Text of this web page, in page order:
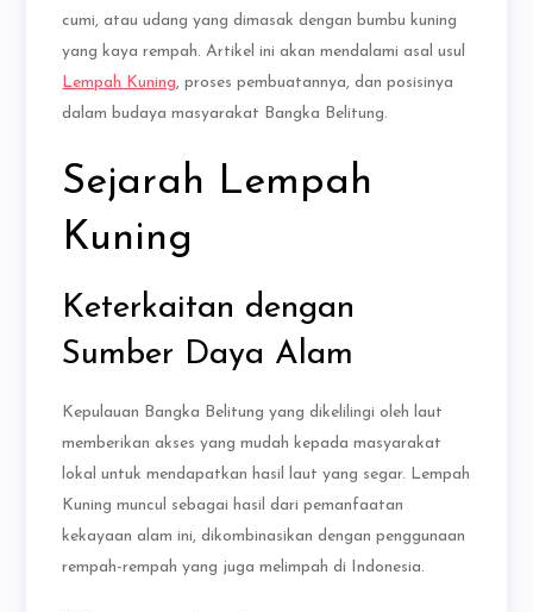
cumi, atau udang yang dimasak dengan bumbu kuning
yang kaya rempah. Artikel ini akan mendalami asal usul
Lempah Kuning, proses pembuatannya, dan posisinya
dalam budaya masyarakat Bangka Belitung.
Sejarah Lempah
Kuning
Keterkaitan dengan
Sumber Daya Alam
Kepulauan Bangka Belitung yang dikelilingi oleh laut
memberikan akses yang mudah kepada masyarakat
lokal untuk mendapatkan hasil laut yang segar. Lempah
Kuning muncul sebagai hasil dari pemanfaatan
kekayaan alam ini, dikombinasikan dengan penggunaan
rempah-rempah yang juga melimpah di Indonesia.